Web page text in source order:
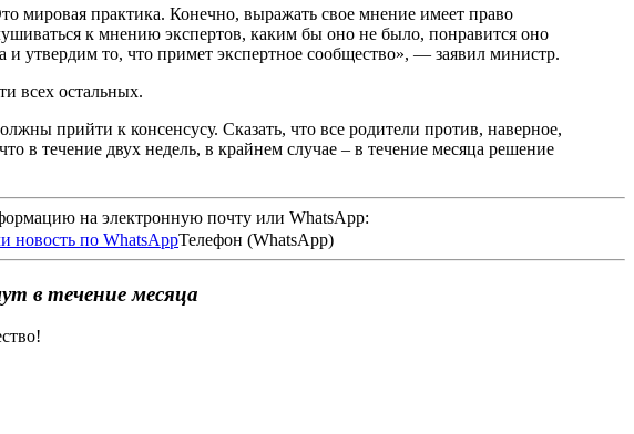
мировая практика. Конечно, выражать свое мнение имеет право
к мнению экспертов, каким бы оно не было, понравится оно
утвердим то, что примет экспертное сообщество», — заявил министр.
всех остальных.
прийти к консенсусу. Сказать, что все родители против, наверное,
течение двух недель, в крайнем случае – в течение месяца решение
на электронную почту или WhatsApp:
Телефон (WhatsApp)
в течение месяца